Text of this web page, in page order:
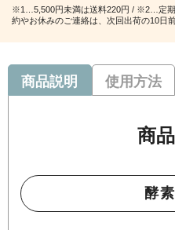
※1…5,500円未満は送料220円 / ※2…定期
約やお休みのご連絡は、次回出荷の10日
商品説明
商
酵
使用方法